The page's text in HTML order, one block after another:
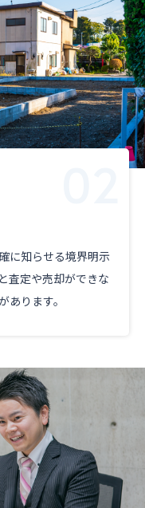
に知らせる境界明示
査定や売却ができな
ります。